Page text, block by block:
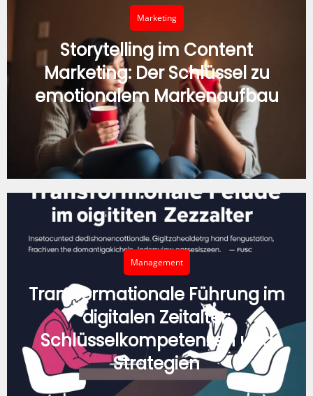
Marketing
Storytelling im Content
Marketing: Der Schlüssel zu
emotionalem Markenaufbau
Management
Transformationale Führung im
digitalen Zeitalter:
Schlüsselkompetenzen und
Strategien